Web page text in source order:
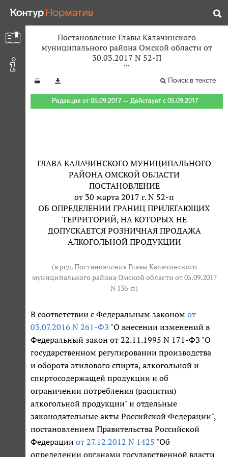
Постановление Главы Калачинского
муниципального района Омской области от
30.03.2017 N 52-П
Поиск в тексте
Редакция от 05.09.2017 — Действует с 05.09.2017
ГЛАВА КАЛАЧИНСКОГО МУНИЦИПАЛЬНОГО
РАЙОНА ОМСКОЙ ОБЛАСТИ
ПОСТАНОВЛЕНИЕ
от 30 марта 2017 г. N 52-п
ОБ ОПРЕДЕЛЕНИИ ГРАНИЦ ПРИЛЕГАЮЩИХ
ТЕРРИТОРИЙ, НА КОТОРЫХ НЕ
ДОПУСКАЕТСЯ РОЗНИЧНАЯ ПРОДАЖА
АЛКОГОЛЬНОЙ ПРОДУКЦИИ
(в ред. Постановления Главы Калачинского
муниципального района Омской области от 05.09.2017
N 136-п)
В соответствии с Федеральным законом от
03.07.2016 N 261-ФЗ "О внесении изменений в
Федеральный закон от 22.11.1995 N 171-ФЗ "О
государственном регулировании производства
и оборота этилового спирта, алкогольной и
спиртосодержащей продукции и об
ограничении потребления (распития)
алкогольной продукции" и отдельные
законодательные акты Российской Федерации",
постановлением Правительства Российской
Федерации от 27.12.2012 N 1425 "Об
определении органами государственной власти